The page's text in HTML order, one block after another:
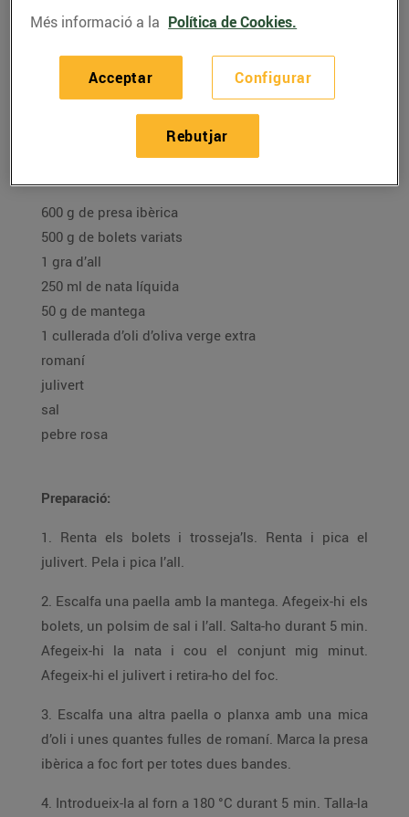
Presa ibèrica rostida
amb salsa de bolets i
crema
23/de desembre/2020
600 g de presa ibèrica
500 g de bolets variats
1 gra d’all
250 ml de nata líquida
50 g de mantega
1 cullerada d’oli d’oliva verge extra
romaní
julivert
sal
pebre rosa
Preparació:
1. Renta els bolets i trosseja’ls. Renta i pica el
julivert. Pela i pica l’all.
2. Escalfa una paella amb la mantega. Afegeix-hi els
bolets, un polsim de sal i l’all. Salta-ho durant 5 min.
Afegeix-hi la nata i cou el conjunt mig minut.
Afegeix-hi el julivert i retira-ho del foc.
3. Escalfa una altra paella o planxa amb una mica
d’oli i unes quantes fulles de romaní. Marca la presa
ibèrica a foc fort per totes dues bandes.
4. Introdueix-la al forn a 180 °C durant 5 min. Talla-la
Més informació a la Política de Cookies.
Configurar
Rebutjar
Acceptar